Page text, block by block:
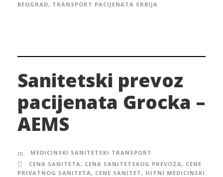
BEOGRAD, TRANSPORT PACIJENATA SRBIJA
Sanitetski prevoz
pacijenata Grocka –
AEMS
MEDICINSKI SANITETSKI TRANSPORT
CENA SANITETA, CENA SANITETSKOG PREVOZA, CENE
PRIVATNOG SANITETA, CENE SANITET, HITNI MEDICINSKI